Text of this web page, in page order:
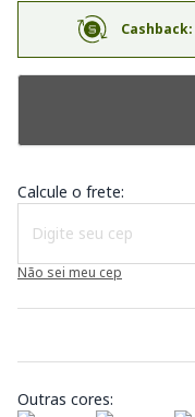
Cashback:
Calcule o frete:
Não sei meu cep
Outras cores: